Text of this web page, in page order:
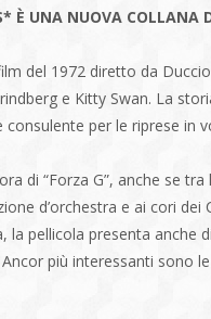
È UNA NUOVA COLLANA
del 1972 diretto da
e Kitty Swan. La
consulente per le riprese in
di “Forza G”, anche se
d’orchestra e ai cori
la pellicola presenta anche
più interessanti sono